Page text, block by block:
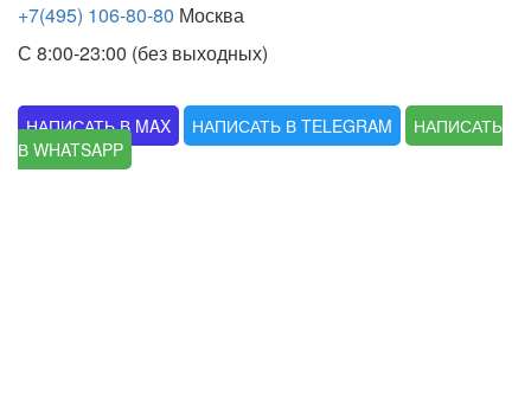
+7(495) 106-80-80 Москва
С 8:00-23:00 (без выходных)
НАПИСАТЬ В MAX НАПИСАТЬ В TELEGRAM
НАПИСАТЬ
В WHATSAPP